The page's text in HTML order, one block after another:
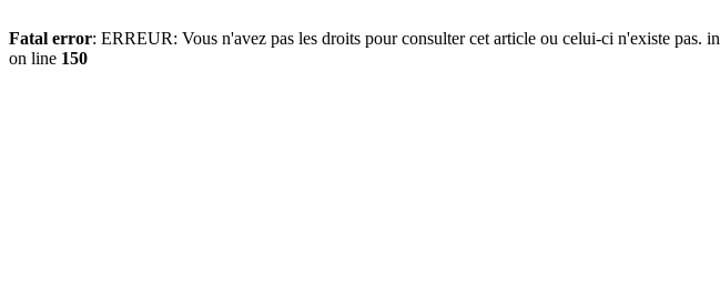
Fatal error: ERREUR: Vous n'avez pas les droits pour consulter cet article ou celui-ci n'existe pas. in
on line 150